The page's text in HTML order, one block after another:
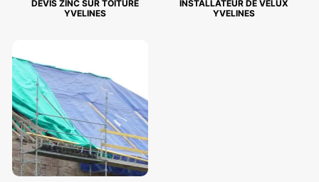
DEVIS ZINC SUR TOITURE
YVELINES
INSTALLATEUR DE VELUX
YVELINES